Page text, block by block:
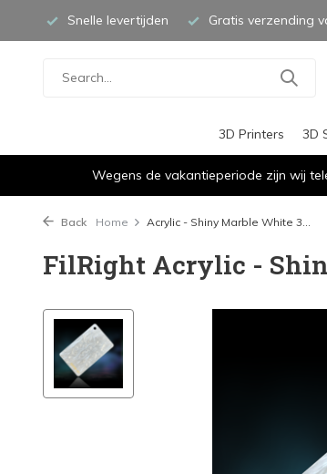
Snelle levertijden Gratis verzending
3D Printers 3D
Wegens de vakantieperiode zijn wij
Back Home Acrylic - Shiny Marble White 3...
FilRight Acrylic -